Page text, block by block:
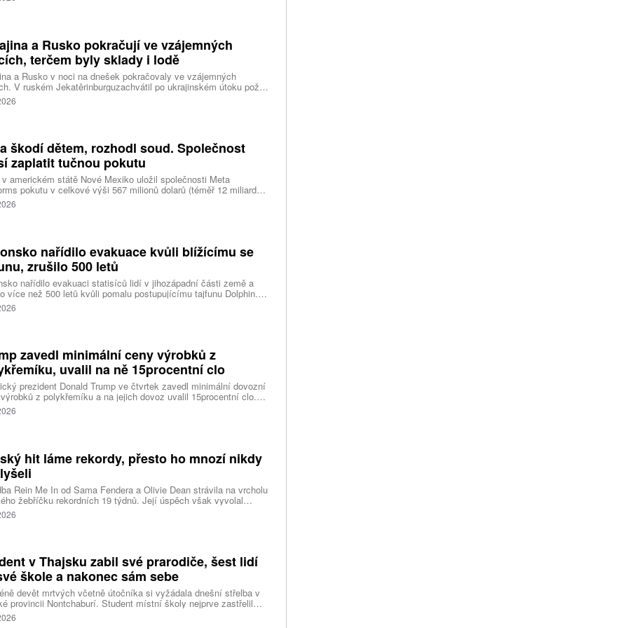
korun.
a Rusko pokračují ve vzájemných
terčem byly sklady i lodě
a Rusko v noci na dnešek pokračovaly ve vzájemných
V ruském Jekatěrinburguzachvátil po ukrajinském útoku požár
centrum ruského internetového prodejce Wildberries.
o tom informovala bez podrobností na síti Telegram.
škodí dětem, rozhodl soud. Společnost
zaplatit tučnou pokutu
americkém státě Nové Mexiko uložil společnosti Meta
pokutu v celkové výši 567 milionů dolarů (téměř 12 miliard
za újmu, kterou její platformy Facebook a Instagram působí
lidem. Firma musí změnit způsob ověřování věku.
nařídilo evakuace kvůli blížícímu se
zrušilo 500 letů
nařídilo evakuaci statisíců lidí v jihozápadní části země a
více než 500 letů kvůli pomalu postupujícímu tajfunu Dolphin.
meteorologů přinese tajfun do oblasti silný vítr, prudký déšť a
vlny, píše agentura Reuters. Dolphin je tajfunem první, tedy
meteorologická agentura (JMA).
zavedl minimální ceny výrobků z
uvalil na ně 15procentní clo
prezident Donald Trump ve čtvrtek zavedl minimální dovozní
z polykřemíku a na jejich dovoz uvalil 15procentní clo.
se používá při výrobě polovodičů a je hlavní složkou
panelů, jeho největším světovým producentem je Čína.
Reuters.
hit láme rekordy, přesto ho mnozí nikdy
Rein Me In od Sama Fendera a Olivie Dean strávila na vrcholu
žebříčku rekordních 19 týdnů. Její úspěch však vyvolal
reakci. Řada lidí tvrdí, že píseň nikdy neslyšela. Hudební
totiž rozdělil do menších skupin, které poslouchají úplně jiné
v Thajsku zabil své prarodiče, šest lidí
škole a nakonec sám sebe
devět mrtvých včetně útočníka si vyžádala dnešní střelba v
provincii Nontchaburí. Student místní školy nejprve zastřelil
svého dědečka oba prarodiče a pak se vydal do školy, kde zabil
a tři žáky, dalších 15 lidí zranil a nakonec spáchal